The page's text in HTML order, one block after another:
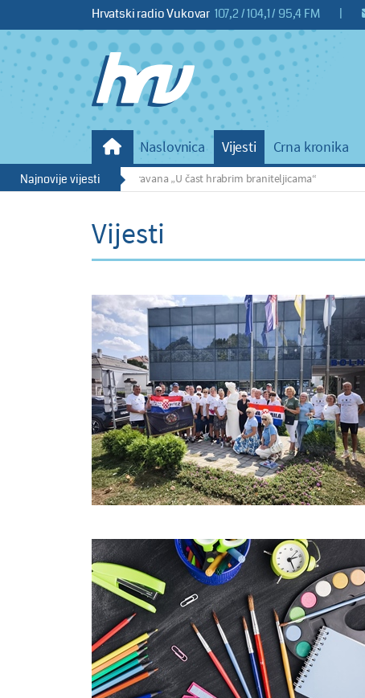
Hrvatski radio Vukovar 107,2 / 104,1 / 95,4 FM |
Naslovnica Vijesti Crna kronika
Najnovije vijesti
1. biciklistička karavana „U čast hrabrim braniteljicama“
Vijesti